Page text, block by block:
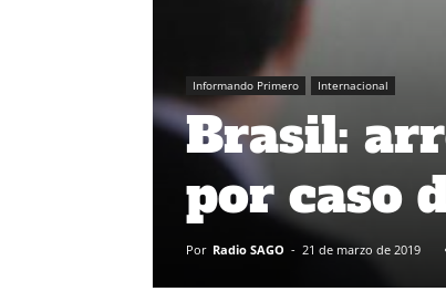
Informando Primero Internacional
Brasil:
por caso
Por Radio SAGO - 21 de marzo de 2019